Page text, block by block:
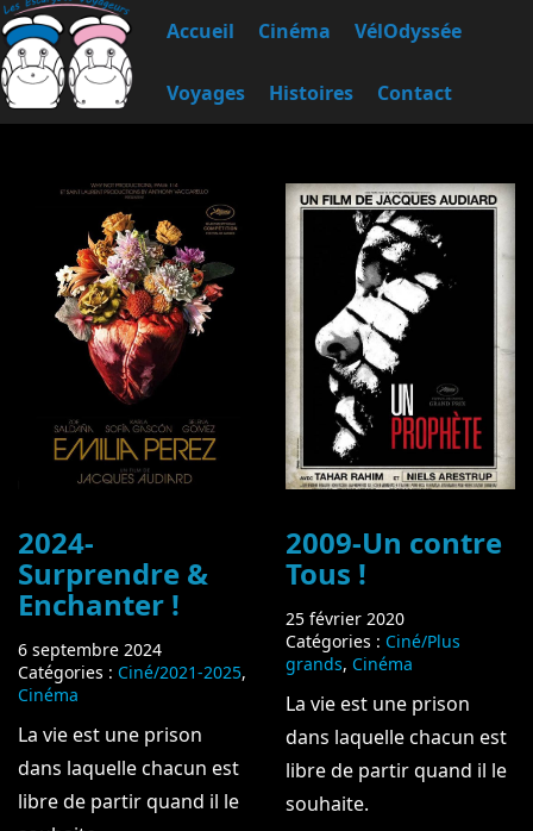
Accueil Cinéma VélOdyssée
Voyages Histoires Contact
2024-
Surprendre &
Enchanter !
6 septembre 2024
Catégories : Ciné/2021-2025,
Cinéma
La vie est une prison
dans laquelle chacun est
libre de partir quand il le
2009-Un contre
Tous !
25 février 2020
Catégories : Ciné/Plus
grands, Cinéma
La vie est une prison
dans laquelle chacun est
libre de partir quand il le
souhaite.